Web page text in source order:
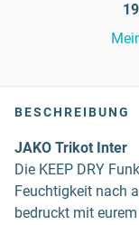
BESCHREIBUNG
JAKO Trikot Inter
Die KEEP DRY
Feuchtigkeit nach
bedruckt mit